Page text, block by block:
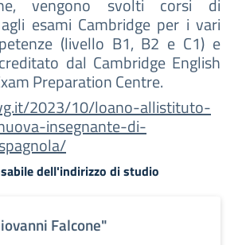
vengono svolti corsi di
esami Cambridge per i vari
(livello B1, B2 e C1) e
dal Cambridge English
Preparation Centre.
2023/10/loano-allistituto-
insegnante-di-
dell'indirizzo di studio
Falcone"